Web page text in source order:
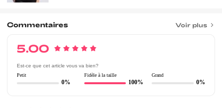
Commentaires Voir plus
5.00
Est-ce que cet article vous va bien?
Petit
0%
Fidèle à la taille
100%
Grand
0%